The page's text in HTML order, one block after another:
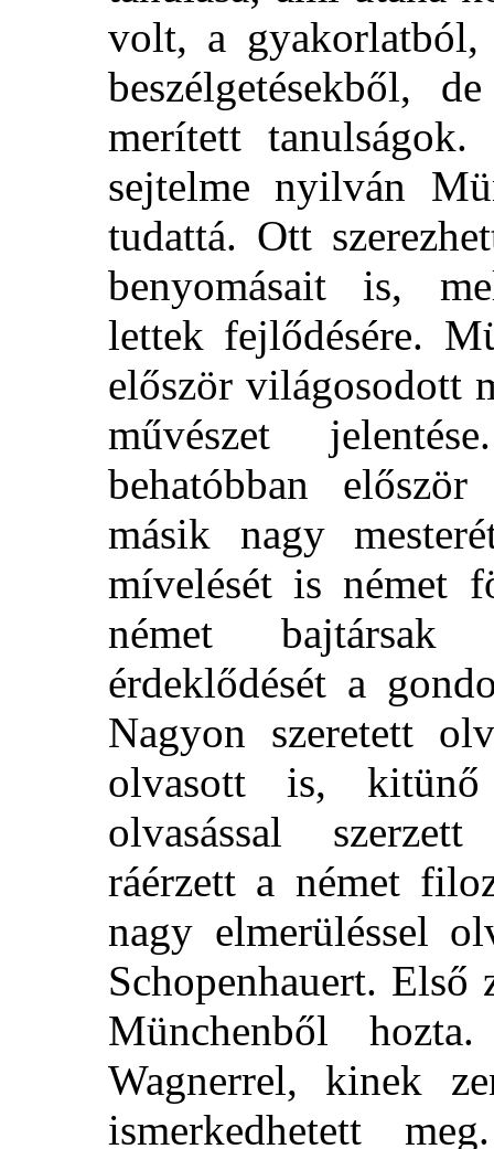
volt, a gyakorlatból,
beszélgetésekből,
merített tanulságok.
sejtelme nyilván
tudattá. Ott
benyomásait is,
lettek fejlődésére.
először világosodott
művészet
behatóbban
másik nagy
mívelését is német
német
érdeklődését a
Nagyon szeretett
olvasott is, kitünő
olvasással
ráérzett a német
nagy elmerüléssel
Schopenhauert.
Münchenből
Wagnerrel, kinek
ismerkedhetett